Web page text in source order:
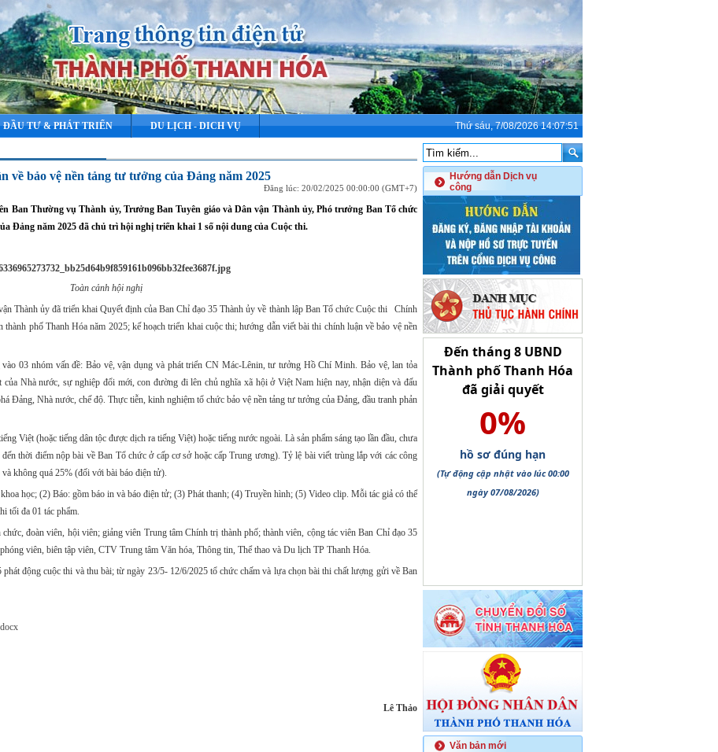
ĐẦU TƯ & PHÁT TRIỂN DU LỊCH - DICH VỤ Thứ sáu, 7/08/2026 14:07:51
bảo vệ nền tảng tư tưởng của Đảng năm 2025
Đăng lúc: 20/02/2025 00:00:00 (GMT+7)
Ban Thường vụ Thành ủy, Trưởng Ban Tuyên giáo và Dân vận Thành ủy, Phó trưởng Ban Tổ chức
Đảng năm 2025 đã chủ trì hội nghị triển khai 1 số nội dung của Cuộc thi.
Toàn cảnh hội nghị
Thành ủy đã triển khai Quyết định của Ban Chỉ đạo 35 Thành ủy về thành lập Ban Tổ chức Cuộc thi Chính
phố Thanh Hóa năm 2025; kế hoạch triển khai cuộc thi; hướng dẫn viết bài thi chính luận về bảo vệ nền
03 nhóm vấn đề: Bảo vệ, vận dụng và phát triển CN Mác-Lênin, tư tưởng Hồ Chí Minh. Bảo vệ, lan tỏa
Nhà nước, sự nghiệp đổi mới, con đường đi lên chủ nghĩa xã hội ở Việt Nam hiện nay, nhận diện và đấu
Đảng, Nhà nước, chế độ. Thực tiễn, kinh nghiệm tổ chức bảo vệ nền tảng tư tưởng của Đảng, đầu tranh phản
Việt (hoặc tiếng dân tộc được dịch ra tiếng Việt) hoặc tiếng nước ngoài. Là sản phẩm sáng tạo lần đầu, chưa
thời điểm nộp bài về Ban Tổ chức ở cấp cơ sở hoặc cấp Trung ương). Tỷ lệ bài viết trùng lắp với các công
không quá 25% (đối với bài báo điện tử).
học; (2) Báo: gồm báo in và báo điện tử; (3) Phát thanh; (4) Truyền hình; (5) Video clip. Mỗi tác giả có thể
tối đa 01 tác phẩm.
đoàn viên, hội viên; giảng viên Trung tâm Chính trị thành phố; thành viên, cộng tác viên Ban Chỉ đạo 35
viên, biên tập viên, CTV Trung tâm Văn hóa, Thông tin, Thể thao và Du lịch TP Thanh Hóa.
động cuộc thi và thu bài; từ ngày 23/5- 12/6/2025 tổ chức chấm và lựa chọn bài thi chất lượng gửi về Ban
Lê Thảo
Hướng dẫn Dịch vụ
công
Văn bản mới